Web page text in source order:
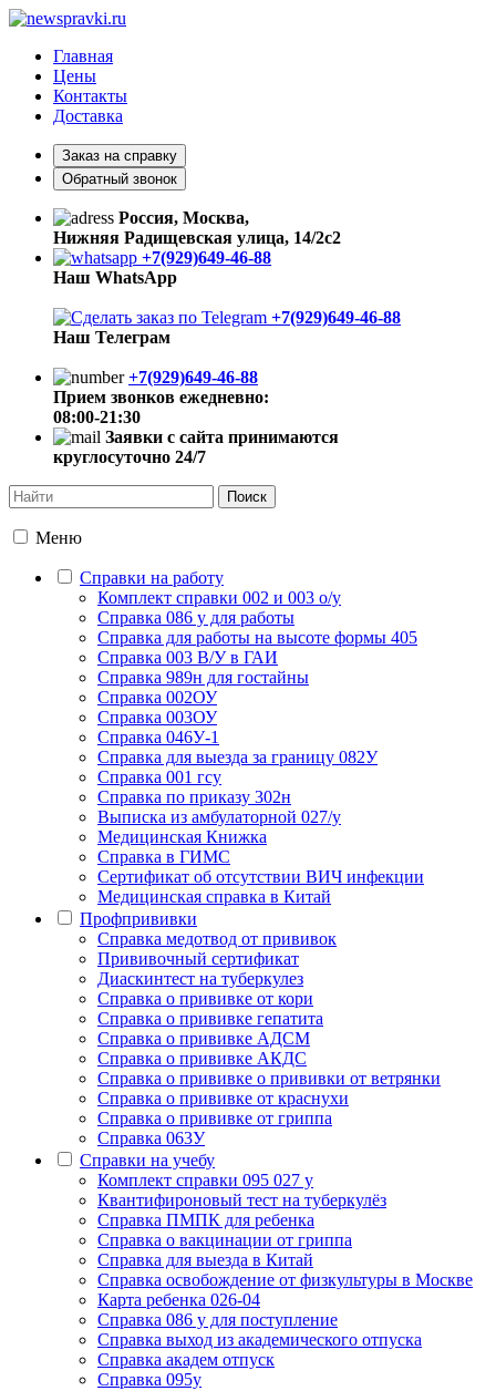
Главная
Цены
Контакты
Доставка
Заказ на справку
Обратный звонок
Россия, Москва,
Нижняя Радищевская улица, 14/2с2
+7(929)649-46-88
Наш WhatsApp
+7(929)649-46-88
Наш Телеграм
+7(929)649-46-88
Прием звонков ежедневно:
08:00-21:30
Заявки с сайта принимаются
круглосуточно 24/7
Меню
Справки на работу
Комплект справки 002 и 003 о/у
Справка 086 у для работы
Справка для работы на высоте формы 405
Справка 003 В/У в ГАИ
Справка 989н для гостайны
Справка 002ОУ
Справка 003ОУ
Справка 046У-1
Справка для выезда за границу 082У
Справка 001 гсу
Справка по приказу 302н
Выписка из амбулаторной 027/у
Медицинская Книжка
Справка в ГИМС
Сертификат об отсутствии ВИЧ инфекции
Медицинская справка в Китай
Профпрививки
Справка медотвод от прививок
Прививочный сертификат
Диаскинтест на туберкулез
Cправка о прививке от кори
Cправка о прививке гепатита
Справка о прививке АДСМ
Справка о прививке АКДС
Справка о прививке о прививки от ветрянки
Справка о прививке от краснухи
Справка о прививке от гриппа
Справка 063У
Справки на учебу
Комплект справки 095 027 у
Квантифироновый тест на туберкулёз
Справка ПМПК для ребенка
Справка о вакцинации от гриппа
Справка для выезда в Китай
Справка освобождение от физкультуры в Москве
Карта ребенка 026-04
Справка 086 у для поступление
Справка выход из академического отпуска
Справка академ отпуск
Справка 095у